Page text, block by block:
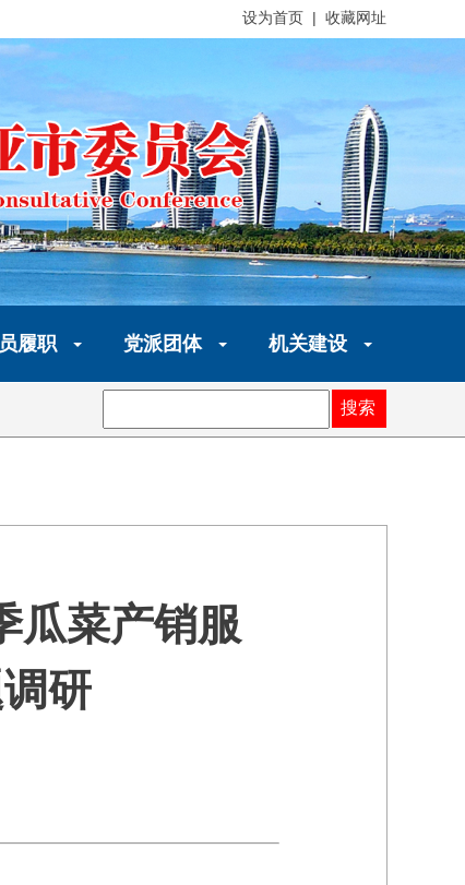
设为首页 | 收藏网址
履职 党派团体 机关建设
搜索
瓜菜产销服
研